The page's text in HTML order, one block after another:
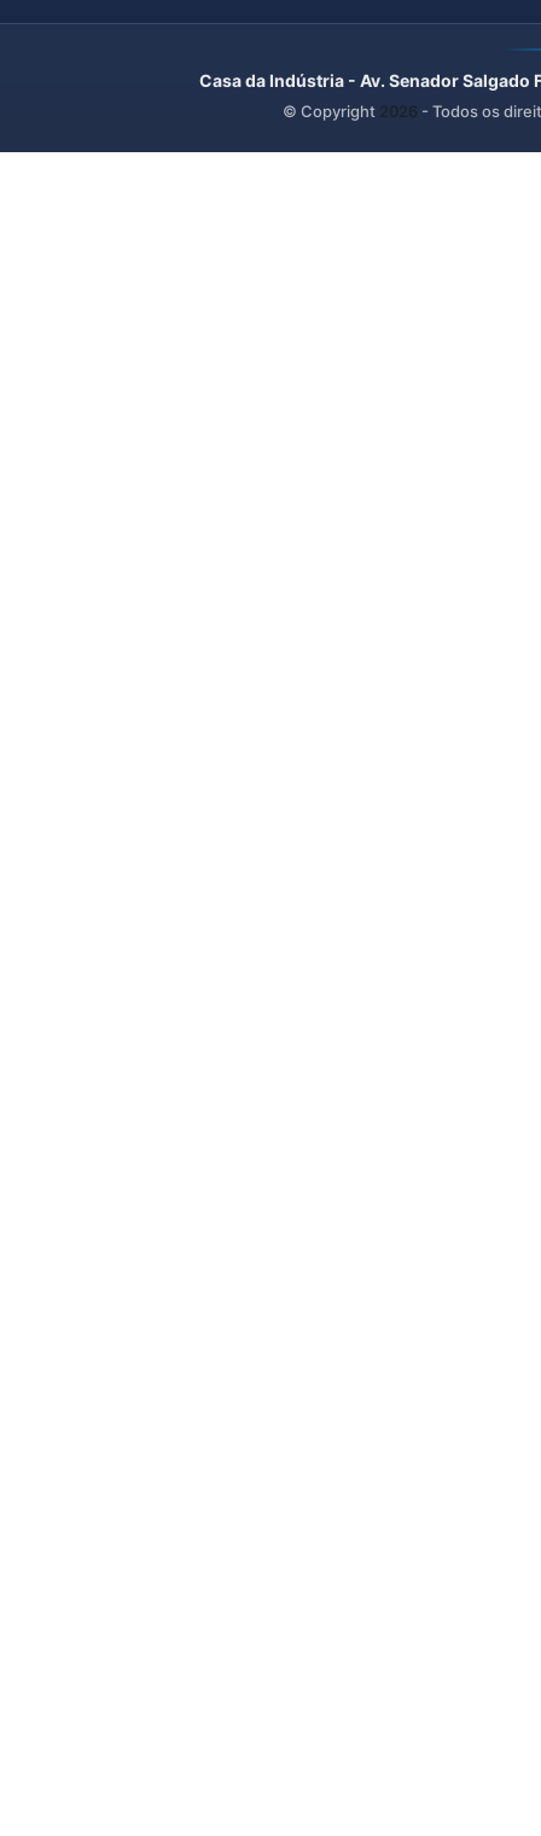
Casa da Indústria - Av. Senador
© Copyright 2026 - Todos os